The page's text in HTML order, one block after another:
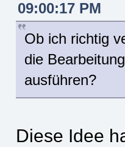
09:00:17 PM
Ob ich richtig
die
ausführen?
Diese Idee